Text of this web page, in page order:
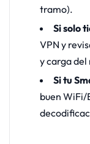
tramo).
Si solo
VPN y
y carga del
Si tu
buen